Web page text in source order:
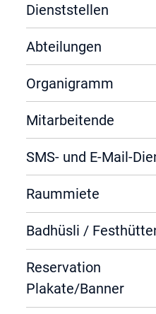
Dienststellen
Abteilungen
Organigramm
Mitarbeitende
SMS- und E-Mail-
Raummiete
Badhüsli /
Reservation
Plakate/Banner